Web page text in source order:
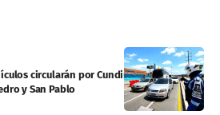
circularán por Cundinamarca durante
y San Pablo